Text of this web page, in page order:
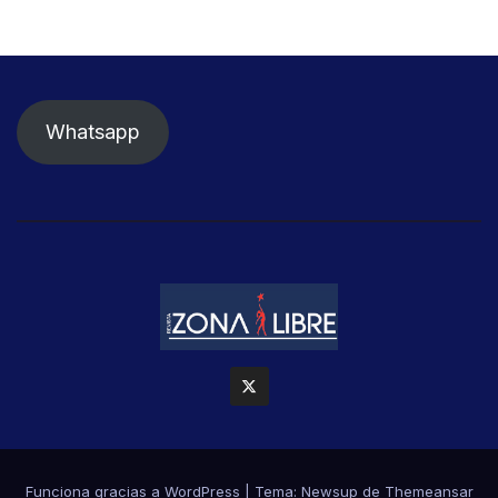
Whatsapp
Funciona gracias a WordPress Tema: Newsup de Themeansar